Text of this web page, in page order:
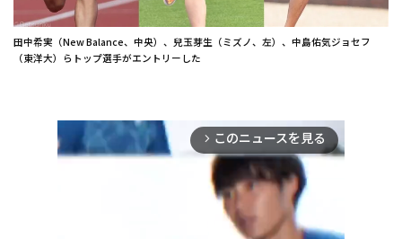
田中希実（New Balance、中央）、兒玉芽生（ミズノ、左）、中島佑気ジョセフ
（東洋大）らトップ選手がエントリーした
arrow_forward_ios このニュースを見る